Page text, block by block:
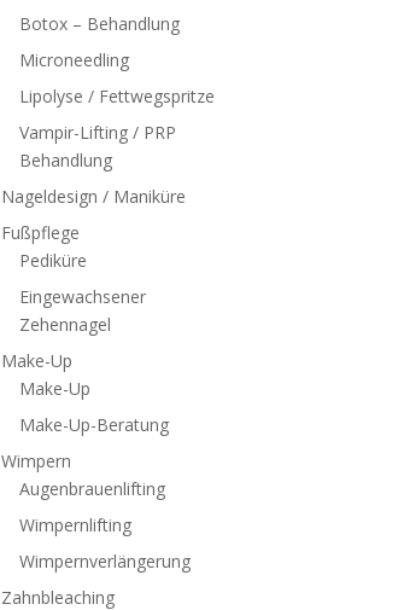
Botox – Behandlung
Microneedling
Lipolyse / Fettwegspritze
Vampir-Lifting / PRP
Behandlung
Nageldesign / Maniküre
Fußpflege
Pediküre
Eingewachsener
Zehennagel
Make-Up
Make-Up
Make-Up-Beratung
Wimpern
Augenbrauenlifting
Wimpernlifting
Wimpernverlängerung
Zahnbleaching